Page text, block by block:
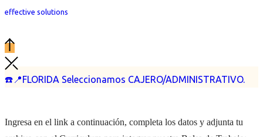
☎️📍FLORIDA Seleccionamos CAJERO/ADMINISTRATIVO.
effective solutions
Ingresa en el link a continuación, completa los datos y adjunta tu